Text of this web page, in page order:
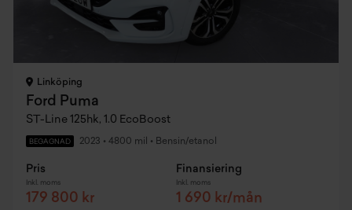
Linköping
Ford Puma
ST-Line 125hk, 1.0 EcoBoost
BEGAGNAD 2023 • 4800 mil • Bensin/etanol
Pris
Inkl. moms
179 800 kr
Finansiering
Inkl. moms
1 690 kr/mån